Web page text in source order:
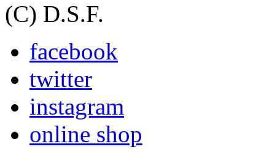
(C) D.S.F.
facebook
twitter
instagram
online shop